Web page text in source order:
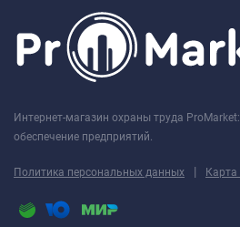
Интернет-магазин охраны труда
обеспечение предприятий.
Политика персональных данных | Карта